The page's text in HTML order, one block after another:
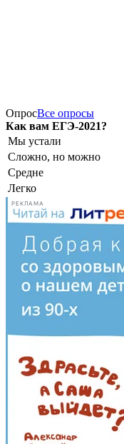
ОпросВсе опросы
Как вам ЕГЭ-2021?
Мы устали
Сложно, но можно
Средне
Легко
РЕКЛАМА